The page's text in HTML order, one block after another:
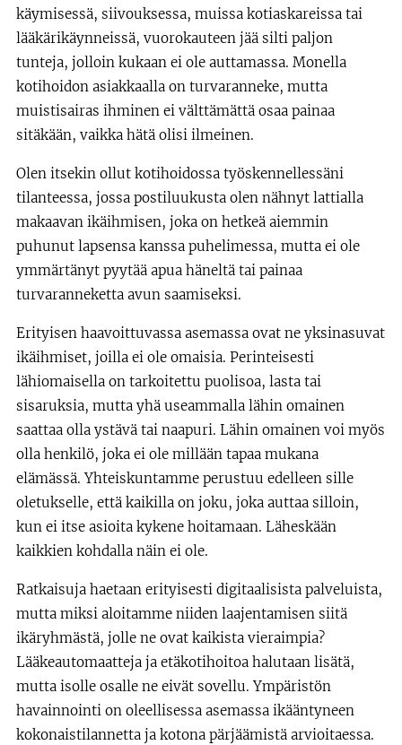
käymisessä, siivouksessa, muissa kotiaskareissa tai
lääkärikäynneissä, vuorokauteen jää silti paljon
tunteja, jolloin kukaan ei ole auttamassa. Monella
kotihoidon asiakkaalla on turvaranneke, mutta
muistisairas ihminen ei välttämättä osaa painaa
sitäkään, vaikka hätä olisi ilmeinen.
Olen itsekin ollut kotihoidossa työskennellessäni
tilanteessa, jossa postiluukusta olen nähnyt lattialla
makaavan ikäihmisen, joka on hetkeä aiemmin
puhunut lapsensa kanssa puhelimessa, mutta ei ole
ymmärtänyt pyytää apua häneltä tai painaa
turvaranneketta avun saamiseksi.
Erityisen haavoittuvassa asemassa ovat ne yksinasuvat
ikäihmiset, joilla ei ole omaisia. Perinteisesti
lähiomaisella on tarkoitettu puolisoa, lasta tai
sisaruksia, mutta yhä useammalla lähin omainen
saattaa olla ystävä tai naapuri. Lähin omainen voi myös
olla henkilö, joka ei ole millään tapaa mukana
elämässä. Yhteiskuntamme perustuu edelleen sille
oletukselle, että kaikilla on joku, joka auttaa silloin,
kun ei itse asioita kykene hoitamaan. Läheskään
kaikkien kohdalla näin ei ole.
Ratkaisuja haetaan erityisesti digitaalisista palveluista,
mutta miksi aloitamme niiden laajentamisen siitä
ikäryhmästä, jolle ne ovat kaikista vieraimpia?
Lääkeautomaatteja ja etäkotihoitoa halutaan lisätä,
mutta isolle osalle ne eivät sovellu. Ympäristön
havainnointi on oleellisessa asemassa ikääntyneen
kokonaistilannetta ja kotona pärjäämistä arvioitaessa.